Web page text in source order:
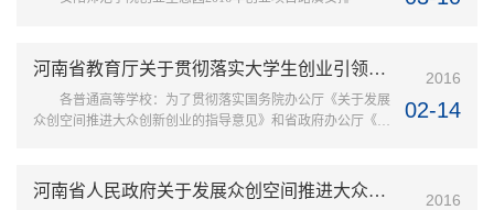
河南省教育厅关于贯彻落实大学生创业引领计划的实施意见
各普通高等学校：为了贯彻落实国务院办公厅《关于发展
众创空间推进大众创新创业的指导意见》和省政府办公厅《关
学生创业引领计划”、实现以创业带动就业，提出如下意见。
2016
02-14
河南省人民政府关于发展众创空间推进大众创新创业的实施意见 2016